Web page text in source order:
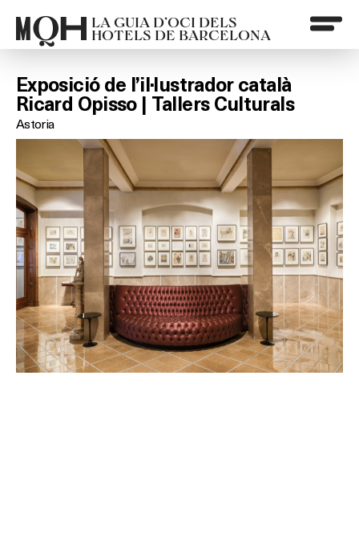
LA GUIA D’OCI DELS
HOTELS DE BARCELONA
Exposició de l’il·lustrador català
Ricard Opisso | Tallers Culturals
Astoria